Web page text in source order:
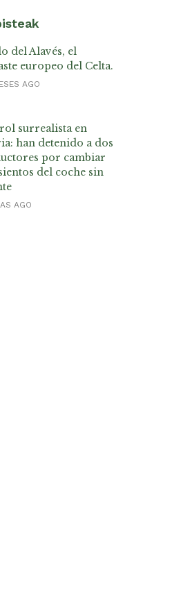
del Alavés, el
europeo del Celta.
AGO
surrealista en
han detenido a dos
por cambiar
del coche sin
AGO